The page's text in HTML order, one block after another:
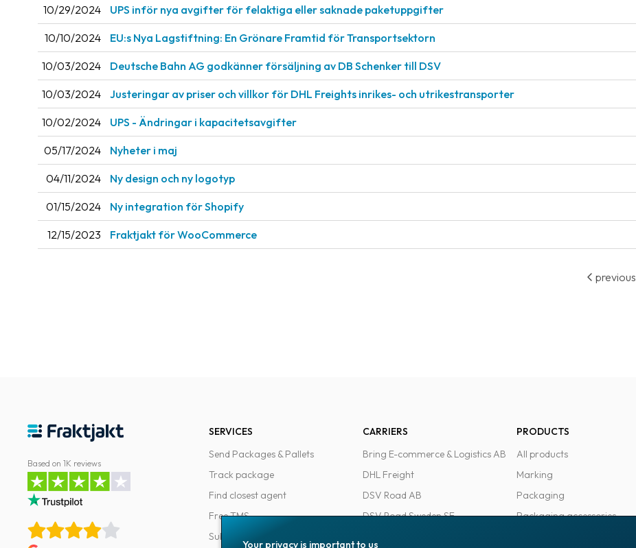
10/29/2024 UPS inför nya avgifter för felaktiga eller saknade paketuppgifter
10/10/2024 EU:s Nya Lagstiftning: En Grönare Framtid för Transportsektorn
10/03/2024 Deutsche Bahn AG godkänner försäljning av DB Schenker till DSV
10/03/2024 Justeringar av priser och villkor för DHL Freights inrikes- och utrikestransporter
10/02/2024 UPS - Ändringar i kapacitetsavgifter
05/17/2024 Nyheter i maj
04/11/2024 Ny design och ny logotyp
01/15/2024 Ny integration för Shopify
12/15/2023 Fraktjakt för WooCommerce
previous
Based on 1K reviews
SERVICES
Send Packages & Pallets
Track package
Find closest agent
Free TMS
Subscriptions
CARRIERS
Bring E-commerce & Logistics AB
DHL Freight
DSV Road AB
DSV Road Sweden SE
PRODUCTS
All products
Marking
Packaging
Packaging accessories
Your privacy is important to us